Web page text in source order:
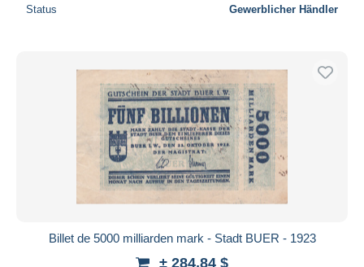
Status Gewerblicher Händler
Billet de 5000 milliarden mark - Stadt BUER - 1923
± 284,84 $